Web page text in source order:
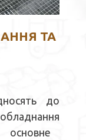
ТА
до